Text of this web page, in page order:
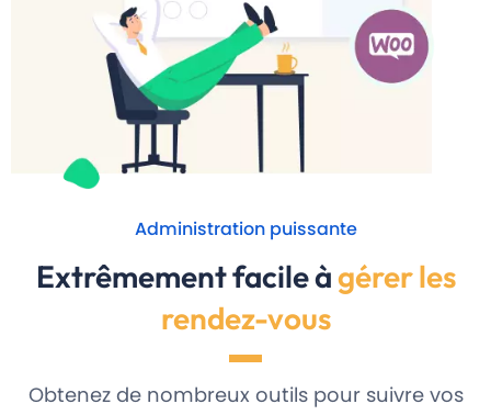
Administration puissante
Extrêmement facile àgérer les
rendez-vous
Obtenez de nombreux outils pour suivre vos